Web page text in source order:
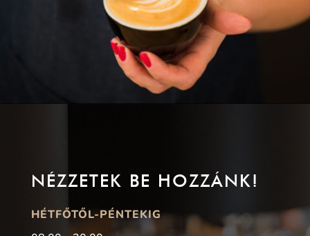
NÉZZETEK BE HOZZÁNK!
HÉTFŐTŐL-PÉNTEKIG